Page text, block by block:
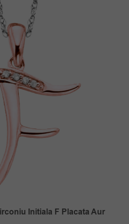
lei.
Initiala F Placata Aur